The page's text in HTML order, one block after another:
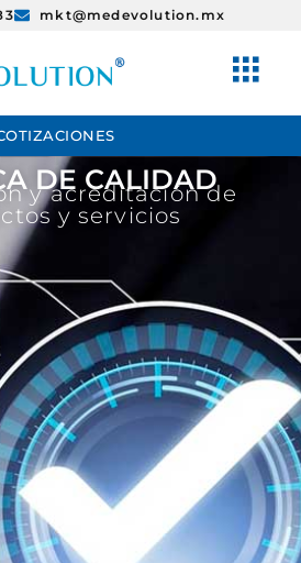
mkt@medevolution.mx
DE CALIDAD
y acreditación de
y servicios